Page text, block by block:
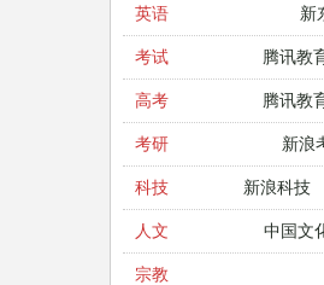
英语 新
考试 腾讯教
高考 腾讯教
考研 新浪
科技 新浪科技
人文 中国文
宗教